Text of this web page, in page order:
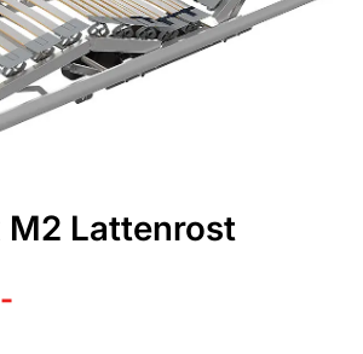
M2 Lattenrost